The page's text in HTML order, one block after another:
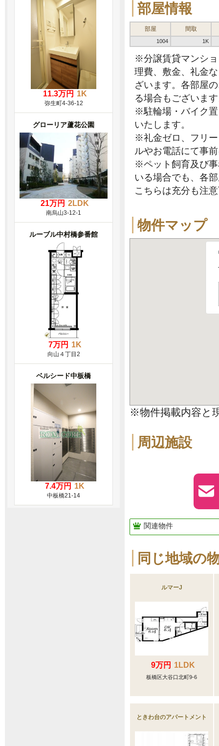
部屋情報
部屋 間取
1004 1K
※分譲賃貸マンシ
理費、敷金、礼金
ざいます。各部屋
る場合もございま
※駐輪場・バイク
いたします。
※礼金ゼロ、フリ
ルやお電話にて事
※ペット飼育及び
いる場合でも、各
こちらは充分も注
物件マップ
※物件掲載内容と
周辺施設
関連物件
同じ地域の
ルマーJ
9万円 1LDK
板橋区大谷口北町9-6
ときわ台のアパートメント
11.3万円 1K
弥生町4-36-12
グローリア蘆花公園
21万円 2LDK
南烏山3-12-1
ルーブル中村橋参番館
7万円 1K
向山４丁目2
ベルシード中板橋
7.4万円 1K
中板橋21-14